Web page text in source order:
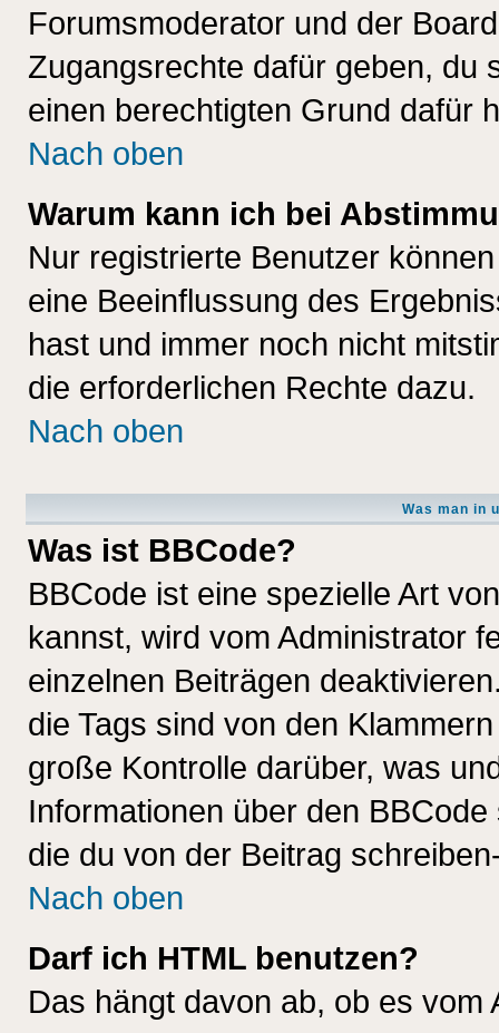
Forumsmoderator und der
Zugangsrechte dafür geben, du
einen berechtigten Grund dafür
Nach oben
Warum kann ich bei
Nur registrierte Benutzer
eine Beeinflussung des
hast und immer noch nicht
die erforderlichen Rechte dazu.
Nach oben
Was man in
Was ist BBCode?
BBCode ist eine spezielle Art
kannst, wird vom Administrator
einzelnen Beiträgen
die Tags sind von den
große Kontrolle darüber, was
Informationen über den
die du von der Beitrag
Nach oben
Darf ich HTML benutzen?
Das hängt davon ab, ob es